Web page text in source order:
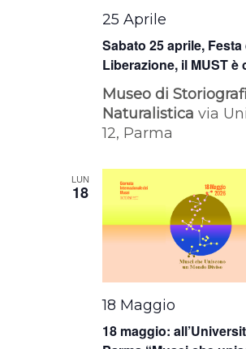
Sabato 25 aprile, Festa
Liberazione, il MUST è
25 Aprile
Museo di
Naturalisticavia
12, Parma
LUN
18
18 maggio:
18 Maggio